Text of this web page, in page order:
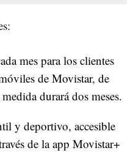
mes para los clientes
de Movistar, de
durará dos meses.
y deportivo, accesible
de la app Movistar+